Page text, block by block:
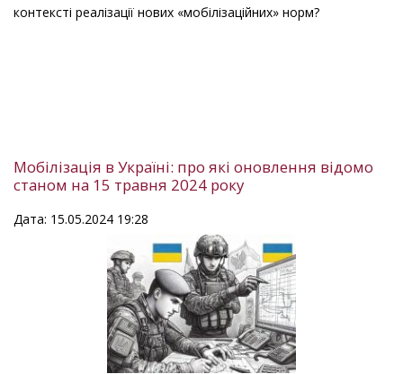
контексті реалізації нових «мобілізаційних» норм?
Мобілізація в Україні: про які оновлення відомо
станом на 15 травня 2024 року
Дата: 15.05.2024 19:28